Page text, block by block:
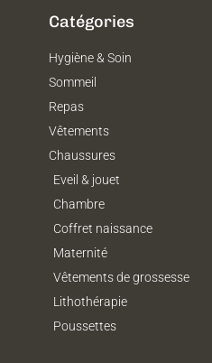
Catégories
Hygiène & Soin
Sommeil
Repas
Vêtements
Chaussures
Eveil & jouet
Chambre
Coffret naissance
Maternité
Vêtements de grossesse
Lithothérapie
Poussettes